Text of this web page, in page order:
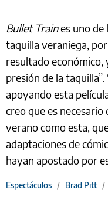
Bullet Traines uno de
taquilla veraniega,
resultado económico,
presión de la
apoyando esta
creo que es necesario
verano como esta,
adaptaciones de
hayan apostado por
Espectáculos / Brad Pitt /